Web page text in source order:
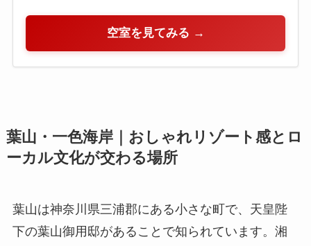
空室を見てみる →
葉山・一色海岸｜おしゃれリゾート感とロ
ーカル文化が交わる場所
葉山は神奈川県三浦郡にある小さな町で、天皇陛
下の葉山御用邸があることで知られています。湘